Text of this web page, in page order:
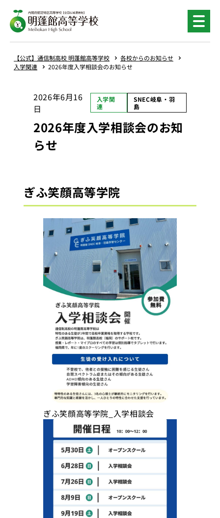
容
を
ス
【公式】通信制高校 明蓬館高等学校
各校からのお知らせ
入学関連
2026年度入学相談会のお知らせ
2026年6月16
日
入学関
連
SNEC岐阜・羽
島
2026年度入学相談会のお知
らせ
ぎふ笑顔高等学院
ぎふ笑顔高等学院_入学相談会